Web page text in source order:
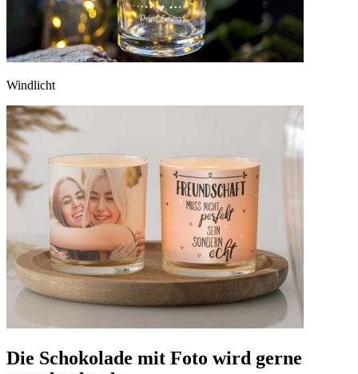
Windlicht
Die Schokolade mit Foto wird gerne